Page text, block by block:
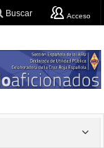
Buscar Acceso